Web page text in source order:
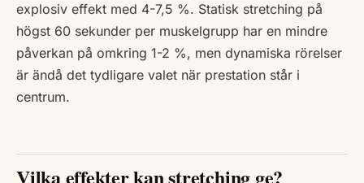
explosiv effekt med 4-7,5 %. Statisk stretching på
högst 60 sekunder per muskelgrupp har en mindre
påverkan på omkring 1-2 %, men dynamiska rörelser
är ändå det tydligare valet när prestation står i
centrum.
Vilka effekter kan stretching ge?